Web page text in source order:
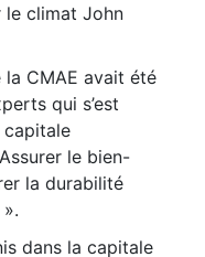
le climat John
la CMAE avait été
qui s’est
capitale
le bien-
la durabilité
dans la capitale